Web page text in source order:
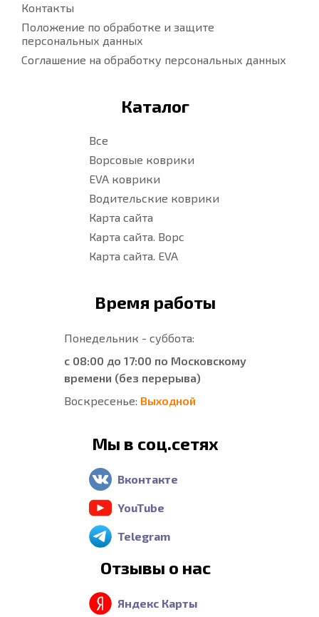
Контакты
Положение по обработке и защите
персональных данных
Соглашение на обработку персональных данных
Каталог
Все
Ворсовые коврики
EVA коврики
Водительские коврики
Карта сайта
Карта сайта. Ворс
Карта сайта. EVA
Время работы
Понедельник - суббота:
с 08:00 до 17:00 по Московскому
времени (без перерыва)
Воскресенье: Выходной
Мы в соц.сетях
Вконтакте
YouTube
Telegram
Отзывы о нас
Яндекс Карты